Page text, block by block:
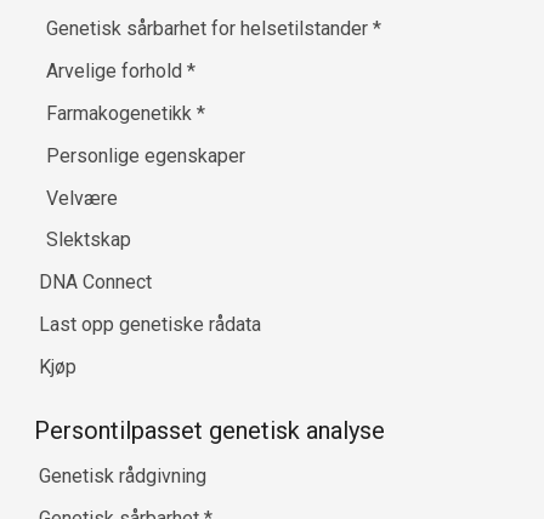
Genetisk sårbarhet for helsetilstander*
Arvelige forhold*
Farmakogenetikk*
Personlige egenskaper
Velvære
Slektskap
DNA Connect
Last opp genetiske rådata
Kjøp
Persontilpasset genetisk analyse
Genetisk rådgivning